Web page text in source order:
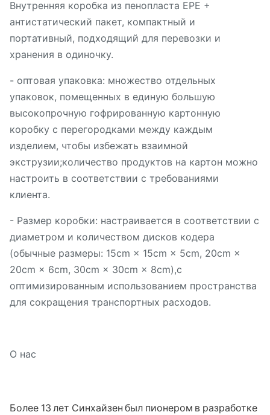
Внутренняя коробка из пенопласта EPE +
антистатический пакет, компактный и
портативный, подходящий для перевозки и
хранения в одиночку.
- оптовая упаковка: множество отдельных
упаковок, помещенных в единую большую
высокопрочную гофрированную картонную
коробку с перегородками между каждым
изделием, чтобы избежать взаимной
экструзии;количество продуктов на картон можно
настроить в соответствии с требованиями
клиента.
- Размер коробки: настраивается в соответствии с
диаметром и количеством дисков кодера
(обычные размеры: 15cm × 15cm × 5cm, 20cm ×
20cm × 6cm, 30cm × 30cm × 8cm),с
оптимизированным использованием пространства
для сокращения транспортных расходов.
О нас
Более 13 лет Синхайзен был пионером в разработке